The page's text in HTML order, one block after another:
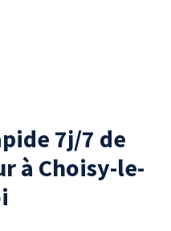
7j/7 de
à Choisy-le-